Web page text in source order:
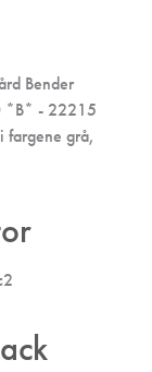
Bender
*B* - 22215
fargene grå,